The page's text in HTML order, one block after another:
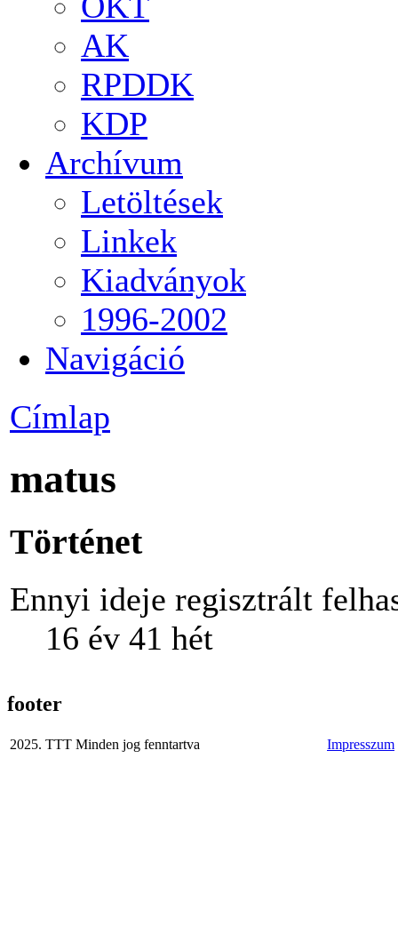
AK
RPDDK
KDP
Archívum
Letöltések
Linkek
Kiadványok
1996-2002
Navigáció
Címlap
matus
Történet
Ennyi ideje regisztrált
16 év 41 hét
footer
2025. TTT Minden jog fenntartva Impresszum